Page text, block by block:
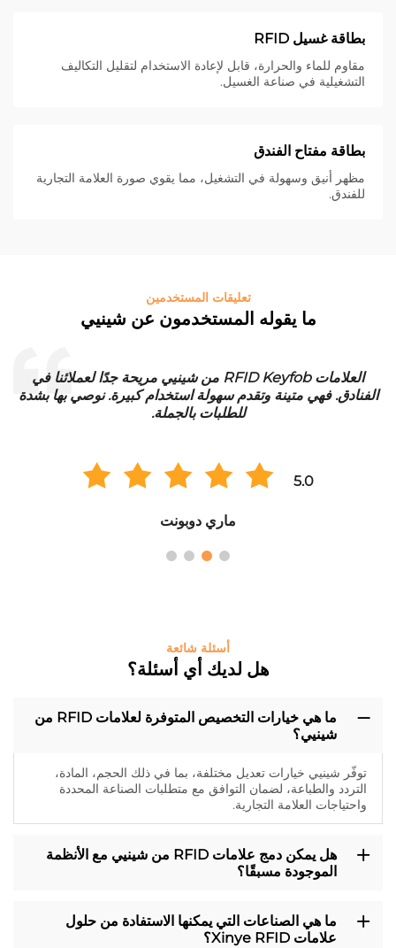
بطاقة غسيل RFID
مقاوم للماء والحرارة، قابل لإعادة الاستخدام لتقليل التكاليف
التشغيلية في صناعة الغسيل.
بطاقة مفتاح الفندق
مظهر أنيق وسهولة في التشغيل، مما يقوي صورة العلامة التجارية
للفندق.
تعليقات المستخدمين
ما يقوله المستخدمون عن شينيي
العلامات RFID Keyfob من شينيي مريحة جدًا لعملائنا في
الفنادق. فهي متينة وتقدم سهولة استخدام كبيرة. نوصي بها بشدة
للطلبات بالجملة.
5.0
ماري دوبونت
أسئلة شائعة
هل لديك أي أسئلة؟
ما هي خيارات التخصيص المتوفرة لعلامات RFID من
شينيي؟
توفّر شينيي خيارات تعديل مختلفة، بما في ذلك الحجم، المادة،
التردد والطباعة، لضمان التوافق مع متطلبات الصناعة المحددة
واحتياجات العلامة التجارية.
هل يمكن دمج علامات RFID من شينيي مع الأنظمة
الموجودة مسبقًا؟
ما هي الصناعات التي يمكنها الاستفادة من حلول
علامات Xinye RFID؟